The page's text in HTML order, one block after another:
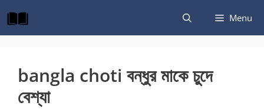
to
content
Menu
bangla choti বন্ধুর মাকে চুদে
বেশ্যা